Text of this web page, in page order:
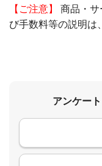
【ご注意】
商品・サ
び手数料等の説明は、
アンケー